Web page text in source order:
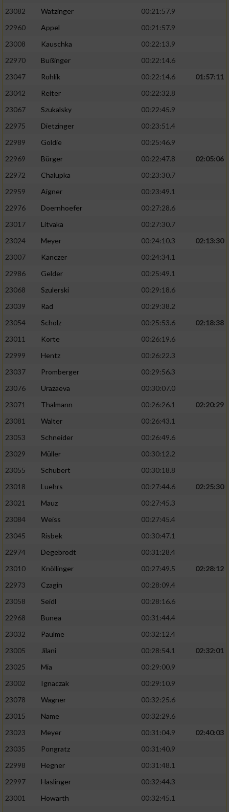
23082
Watzinger
00:21:57.9
22960
Appel
00:21:57.9
23008
Kauschka
00:22:13.9
22970
Bußinger
00:22:14.6
23047
Rohlik 00:22:14.6
01:57:11
23042
Reiter
00:22:32.8
23067
Szukalsky
00:22:45.9
22975
Dietzinger
00:23:51.4
22989
Goldie
00:25:46.9
22969
Bürger 00:22:47.8
02:05:06
22972
Chalupka
00:23:30.7
22959
Aigner
00:23:49.1
22976
Doernhoefer
00:27:28.6
23017
Litvaka
00:27:30.7
23024
Meyer 00:24:10.3
02:13:30
23007
Kanczer
00:24:34.1
22986
Gelder
00:25:49.1
23068
Szulerski
00:29:18.6
23039
Rad
00:29:38.2
23054
Scholz 00:25:53.6
02:18:38
23011
Korte
00:26:19.6
22999
Hentz
00:26:22.3
23037
Promberger
00:29:56.3
23076
Urazaeva
00:30:07.0
23071
Thalmann 00:26:26.1
02:20:29
23081
Walter
00:26:43.1
23053
Schneider
00:26:49.6
23029
Müller
00:30:12.2
23055
Schubert
00:30:18.8
23018
Luehrs 00:27:44.6
02:25:30
23021
Mauz
00:27:45.3
23084
Weiss
00:27:45.4
23045
Risbek
00:30:47.1
22974
Degebrodt
00:31:28.4
23010
Knöllinger 00:27:49.5
02:28:12
22973
Czagin
00:28:09.4
23058
Seidl
00:28:16.6
22968
Bunea
00:31:44.4
23032
Paulme
00:32:12.4
23005
Jilani 00:28:54.1
02:32:01
23025
Mia
00:29:00.9
23002
Ignaczak
00:29:10.9
23078
Wagner
00:32:25.6
23015
Name
00:32:29.6
23023
Meyer 00:31:04.9
02:40:03
23035
Pongratz
00:31:40.9
22998
Hegner
00:31:48.1
22997
Haslinger
00:32:44.3
23001
Howarth
00:32:45.1